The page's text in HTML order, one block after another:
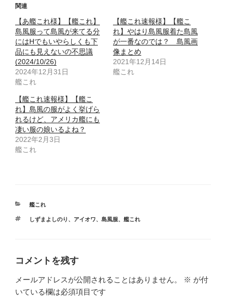
関連
【あ艦これ様】【艦これ】
島風服って島風が来てる分
にはHでもいやらしくも下
品にも見えないの不思議
(2024/10/26)
2024年12月31日
艦これ
【艦これ速報様】【艦こ
れ】やはり島風服着た島風
が一番なのでは？ 島風画
像まとめ
2021年12月14日
艦これ
【艦これ速報様】【艦こ
れ】島風の服がよく挙げら
れるけど、アメリカ艦にも
凄い服の娘いるよね？
2022年2月3日
艦これ
カ
ゴ
艦これ
タしずまよしのり 、 アイオワ、 島風服、 艦これ
コメントを残す
メールアドレスが公開されることはありません。 ※ が付
いている欄は必須項目です